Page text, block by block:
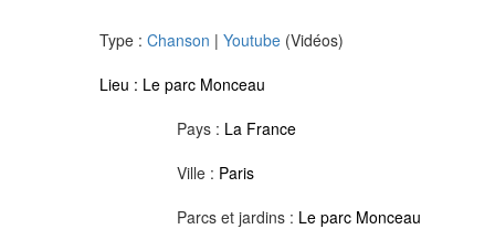
Type : Chanson | Youtube (Vidéos)
Lieu : Le parc Monceau
Pays : La France
Ville : Paris
Parcs et jardins : Le parc Monceau